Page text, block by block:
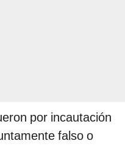
por incautación
falso o